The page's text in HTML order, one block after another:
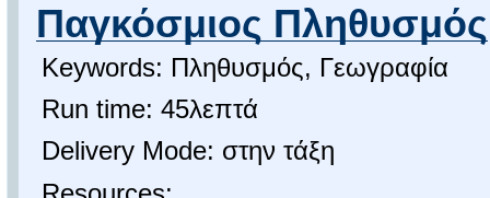
Παγκόσμιος Πληθυσμός
Keywords: Πληθυσμός, Γεωγραφία
Run time: 45λεπτά
Delivery Mode: στην τάξη